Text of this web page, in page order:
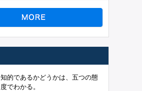
知的であるかどうかは、五つの態
度でわかる。